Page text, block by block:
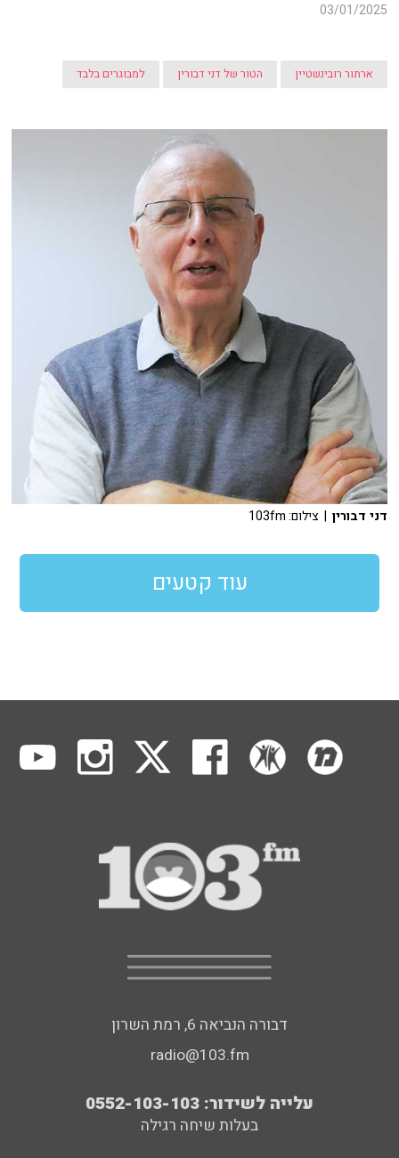
03/01/2025
ארתור רובינשטיין הטור של דני דבורין למבוגרים בלבד
דני דבורין | צילום: 103fm
עוד קטעים
דבורה הנביאה 6, רמת השרון
radio@103.fm
עלייה לשידור: 0552-103-103
בעלות שיחה רגילה